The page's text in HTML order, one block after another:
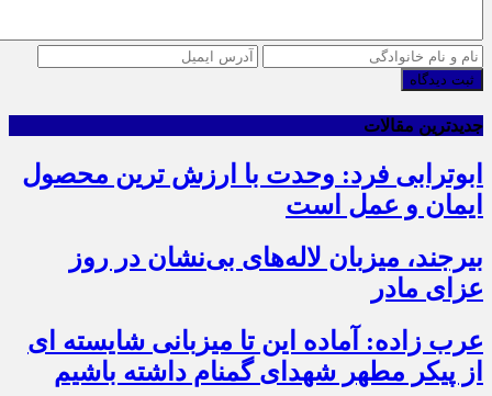
ثبت دیدگاه
جدیدترین مقالات
ابوترابی فرد: وحدت با ارزش ترین محصول
ایمان و عمل است
بیرجند، میزبان لاله‌های بی‌نشان در روز
عزای مادر
عرب زاده: آماده این تا میزبانی شایسته ای
از پیکر مطهر شهدای گمنام داشته باشیم